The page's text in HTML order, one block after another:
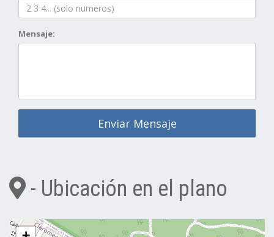
Mensaje:
Enviar Mensaje
- Ubicación en el plano